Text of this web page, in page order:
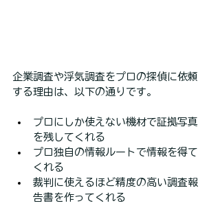
企業調査や浮気調査をプロの探偵に依頼
する理由は、以下の通りです。
プロにしか使えない機材で証拠写真
を残してくれる
プロ独自の情報ルートで情報を得て
くれる
裁判に使えるほど精度の高い調査報
告書を作ってくれる